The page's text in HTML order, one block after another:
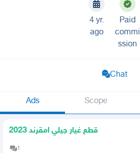
4 yr.
ago
Paid
commi
ssion
Chat
Ads Scope
قطع غيار جيلي امقرند 2023
1